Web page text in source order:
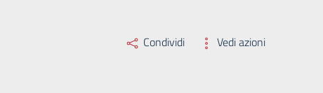
Condividi Vedi azioni